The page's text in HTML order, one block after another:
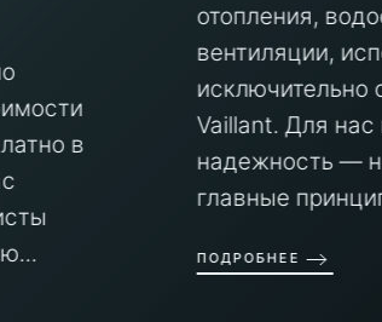
отопления, водоснабжения и
вентиляции, используя
исключительно оборудование
Vaillant. Для нас качество и
надежность — не просто слова, а
главные принципы ра...
ПОДРОБНЕЕ